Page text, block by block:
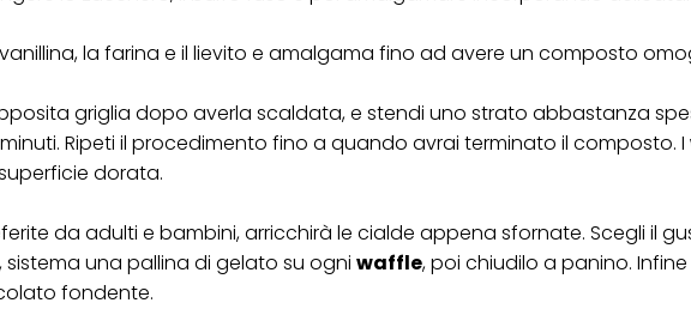
vanillina, la farina e il lievito e amalgama fino ad avere un composto
griglia dopo averla scaldata, e stendi uno strato abbastanza
Ripeti il procedimento fino a quando avrai terminato il composto. I
dorata.
da adulti e bambini, arricchirà le cialde appena sfornate. Scegli il
una pallina di gelato su ogni waffle, poi chiudilo a panino.
fondente.